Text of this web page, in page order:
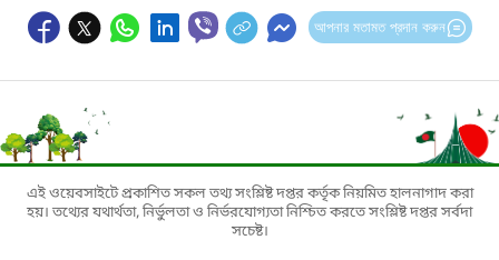
আপনার মতামত প্রদান করুন
এই ওয়েবসাইটে প্রকাশিত সকল তথ্য সংশ্লিষ্ট দপ্তর কর্তৃক নিয়মিত হালনাগাদ করা
হয়। তথ্যের যথার্থতা, নির্ভুলতা ও নির্ভরযোগ্যতা নিশ্চিত করতে সংশ্লিষ্ট দপ্তর সর্বদা
সচেষ্ট।